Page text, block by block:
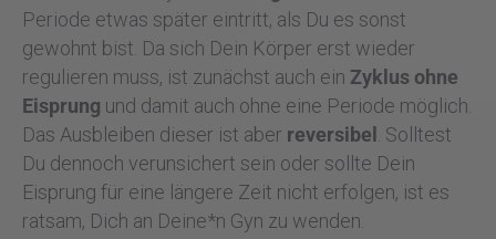
Periode etwas später eintritt, als Du es sonst
gewohnt bist. Da sich Dein Körper erst wieder
regulieren muss, ist zunächst auch ein Zyklus ohne
Eisprung und damit auch ohne eine Periode möglich.
Das Ausbleiben dieser ist aber reversibel
. Solltest
Du dennoch verunsichert sein oder sollte Dein
Eisprung für eine längere Zeit nicht erfolgen, ist es
ratsam, Dich an Deine*n Gyn zu wenden.